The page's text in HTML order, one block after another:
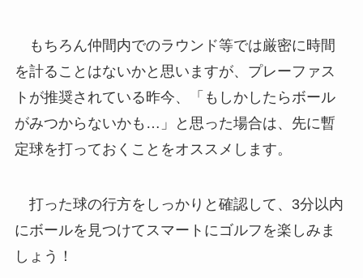
もちろん仲間内でのラウンド等では厳密に時間
を計ることはないかと思いますが、プレーファス
トが推奨されている昨今、「もしかしたらボール
がみつからないかも…」と思った場合は、先に暫
定球を打っておくことをオススメします。
打った球の行方をしっかりと確認して、3分以内
にボールを見つけてスマートにゴルフを楽しみま
しょう！